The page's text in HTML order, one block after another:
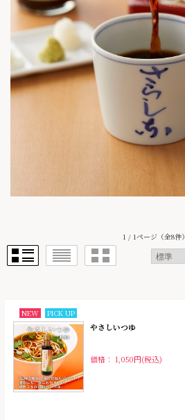
1 / 1ページ（全8件）
NEW PICK UP
やさしいつゆ
価格： 1,050円(税込)